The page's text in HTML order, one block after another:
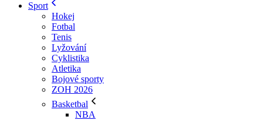
Sport
Hokej
Fotbal
Tenis
Lyžování
Cyklistika
Atletika
Bojové sporty
ZOH 2026
Basketbal
NBA